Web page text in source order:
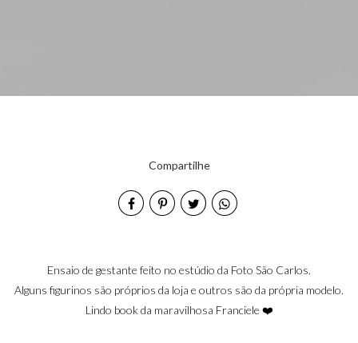
Compartilhe
Ensaio de gestante feito no estúdio da Foto São Carlos.
Alguns figurinos são próprios da loja e outros são da própria modelo.
Lindo book da maravilhosa Franciele ❤️